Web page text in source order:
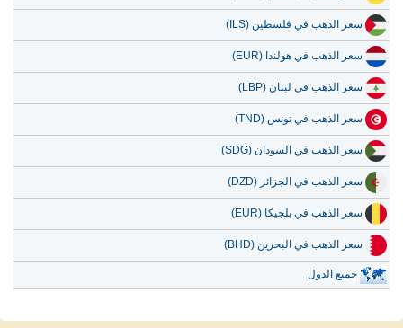
سعر الذهب في فلسطين (ILS)
سعر الذهب في هولندا (EUR)
سعر الذهب في لبنان (LBP)
سعر الذهب في تونس (TND)
سعر الذهب في السودان (SDG)
سعر الذهب في الجزائر (DZD)
سعر الذهب في بلجيكا (EUR)
سعر الذهب في البحرين (BHD)
جميع الدول